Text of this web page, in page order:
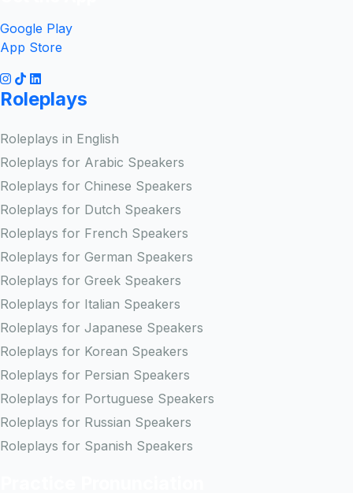
Google Play
App Store
Roleplays
Roleplays in English
Roleplays for Arabic Speakers
Roleplays for Chinese Speakers
Roleplays for Dutch Speakers
Roleplays for French Speakers
Roleplays for German Speakers
Roleplays for Greek Speakers
Roleplays for Italian Speakers
Roleplays for Japanese Speakers
Roleplays for Korean Speakers
Roleplays for Persian Speakers
Roleplays for Portuguese Speakers
Roleplays for Russian Speakers
Roleplays for Spanish Speakers